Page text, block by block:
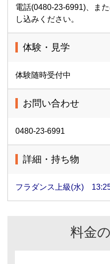
電話(0480-23-6991)、ま
し込みください。
体験・見学
体験随時受付中
お問い合わせ
0480-23-6991
詳細・持ち物
フラダンス上級(水)
料金